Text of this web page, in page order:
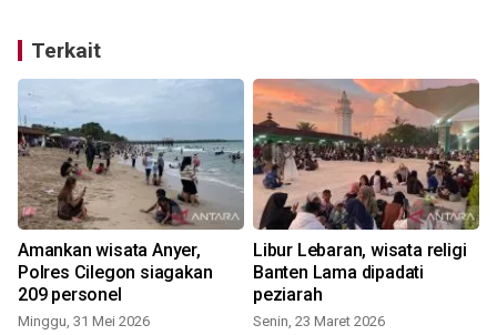
Terkait
Amankan wisata Anyer,
Polres Cilegon siagakan
209 personel
Minggu, 31 Mei 2026
Libur Lebaran, wisata religi
Banten Lama dipadati
peziarah
Senin, 23 Maret 2026